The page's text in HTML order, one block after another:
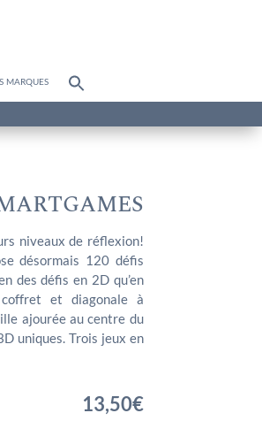
marques
for:
niveaux de réflexion!
désormais 120 défis
des défis en 2D qu’en
et diagonale à
ajourée au centre du
uniques. Trois jeux en
13,50€